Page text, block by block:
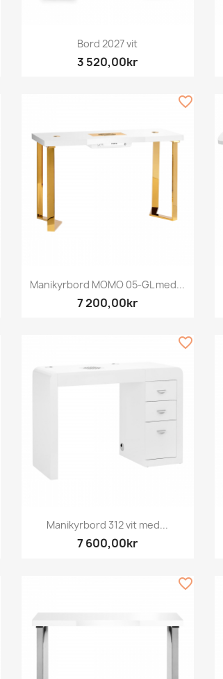
Snabbvy
Bord 2027 vit
3 520,00kr
 Snabbvy
Manikyrbord MOMO 05-GL med...
7 200,00kr
favorite_border
Snabbvy
Manikyrbord 312 vit med...
7 600,00kr
favorite_border
favorite_border